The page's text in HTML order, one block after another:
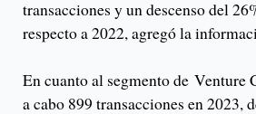
transacciones y un descenso del
respecto a 2022, agregó la
En cuanto al segmento de Venture
a cabo 899 transacciones en 2023,